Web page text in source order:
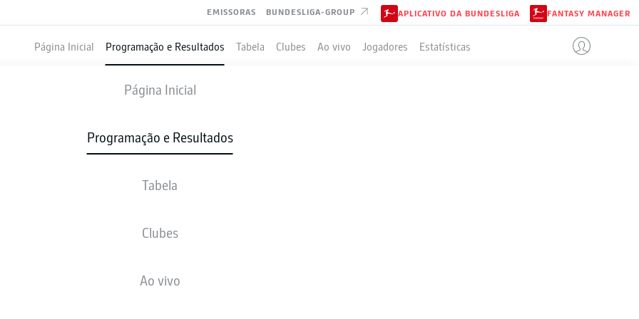
EMISSORAS BUNDESLIGA-GROUP APLICATIVO DA BUNDESLIGA FANTASY MANAGER
Página Inicial Programação e Resultados Tabela Clubes Ao vivo Jogadores Estatísticas
Página Inicial
Programação e Resultados
Tabela
Clubes
Ao vivo
WOLFSBURG UNION BERLIN
2 1
ESCALAÇÕES